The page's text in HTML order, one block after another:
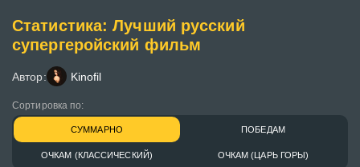
Статистика: Лучший русский
супергеройский фильм
Автор: Kinofil
Сортировка по:
СУММАРНО ПОБЕДАМ
ОЧКАМ (КЛАССИЧЕСКИЙ) ОЧКАМ (ЦАРЬ ГОРЫ)